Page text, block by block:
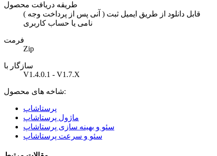
طریقه دریافت محصول
( آنی پس از پرداخت وجه ) قابل دانلود از طریق ایمیل ثبت
نامی یا حساب کاربری
فرمت
Zip
سازگار با
V1.4.0.1 - V1.7.X
شاخه های محصول:
پرستاشاپ
ماژول پرستاشاپ
سئو و بهینه سازی پرستاشاپ
سئو و سرعت پرستاشاپ